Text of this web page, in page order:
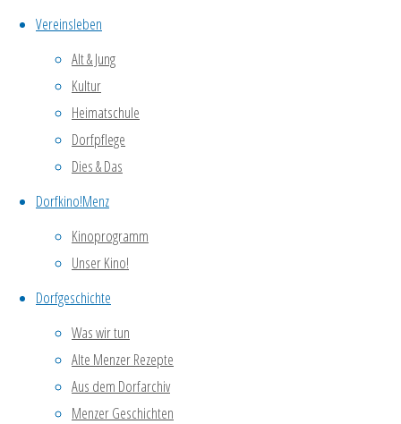
Vereinsleben
Alt & Jung
Kultur
Heimatschule
Dorfpflege
Dies & Das
Dorfkino!Menz
Kinoprogramm
Unser Kino!
Dorfgeschichte
Was wir tun
Alte Menzer Rezepte
Aus dem Dorfarchiv
Menzer Geschichten
Sonne
Morava
Dokumentarfilm
über